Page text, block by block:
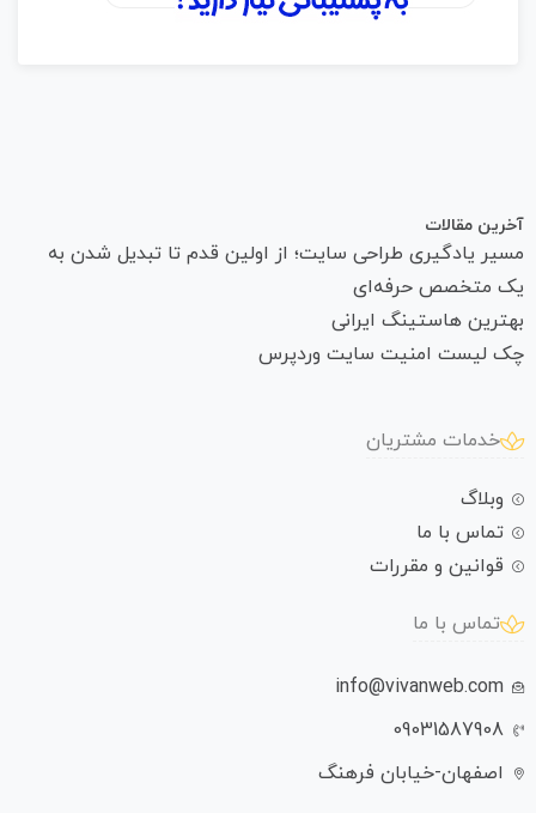
آخرین مقالات
مسیر یادگیری طراحی سایت؛ از اولین قدم تا تبدیل شدن به
یک متخصص حرفه‌ای
بهترین هاستینگ ایرانی
چک لیست امنیت سایت وردپرس
خدمات مشتریان
وبلاگ
تماس با ما
قوانین و مقررات
تماس با ما
info@vivanweb.com
09031587908
اصفهان-خیابان فرهنگ